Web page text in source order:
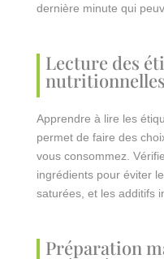
dernière minute qui
Lecture des
nutritionnelles
Apprendre à lire les
permet de faire des
vous consommez.
ingrédients pour éviter
saturées, et les additifs
Préparation